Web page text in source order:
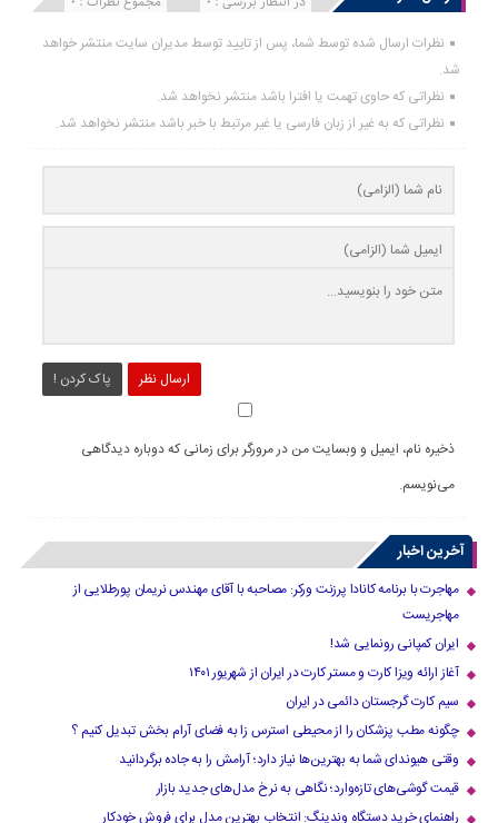
نظرات ارسال شده توسط شما، پس از تایید توسط مدیران سایت منتشر خواهد
شد.
نظراتی که حاوی تهمت یا افترا باشد منتشر نخواهد شد.
نظراتی که به غیر از زبان فارسی یا غیر مرتبط با خبر باشد منتشر نخواهد شد.
ارسال نظر پاک کردن !
ذخیره نام، ایمیل و وبسایت من در مرورگر برای زمانی که دوباره دیدگاهی
می‌نویسم.
آخرین اخبار
مهاجرت با برنامه کانادا پرزنت ورکر: مصاحبه با آقای مهندس نریمان پورطلایی از
مهاجریست
ایران کمپانی رونمایی شد!
آغاز ارائه ویزا کارت و مستر کارت در ایران از شهریور ۱۴۰۱
سیم کارت گرجستان دائمی در ایران
چگونه مطب پزشکان را از محیطی استرس زا به فضای آرام بخش تبدیل کنیم ؟
وقتی هیوندای شما به بهترین‌ها نیاز دارد؛ آرامش را به جاده برگردانید
قیمت گوشی‌های تازه‌وارد؛ نگاهی به نرخ مدل‌های جدید بازار
راهنمای خرید دستگاه وندینگ: انتخاب بهترین مدل برای فروش خودکار